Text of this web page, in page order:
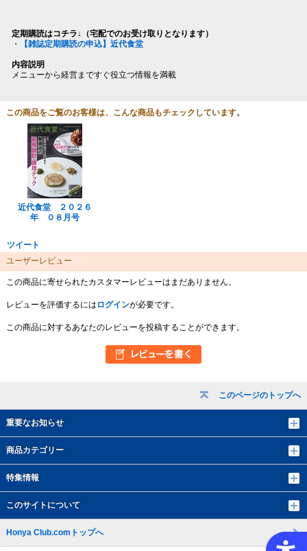
このページのトップへ
重要なお知らせ
商品カテゴリー
特集情報
このサイトについて
定期購読はコチラ↓（宅配でのお受け取りとなります）
・
【雑誌定期購読の申込】近代食堂
内容説明
メニューから経営まですぐ役立つ情報を満載
この商品をご覧のお客様は、こんな商品もチェックしています。
近代食堂 ２０２６
年 ０８月号
ツイート
ユーザーレビュー
この商品に寄せられたカスタマーレビューはまだありません。
レビューを評価するには ログインが必要です。
この商品に対するあなたのレビューを投稿することができます。
Honya Club.comトップへ